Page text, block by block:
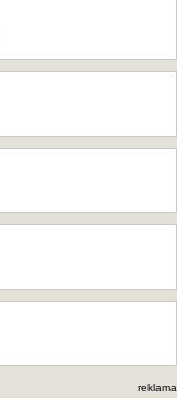
reklama